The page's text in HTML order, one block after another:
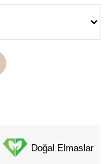
Doğal Elmaslar